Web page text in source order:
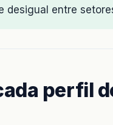
desigual entre
perfil